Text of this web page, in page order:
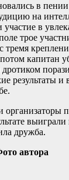
в
на
в
трое
тремя
капитан
результаты и
дружба.
автора